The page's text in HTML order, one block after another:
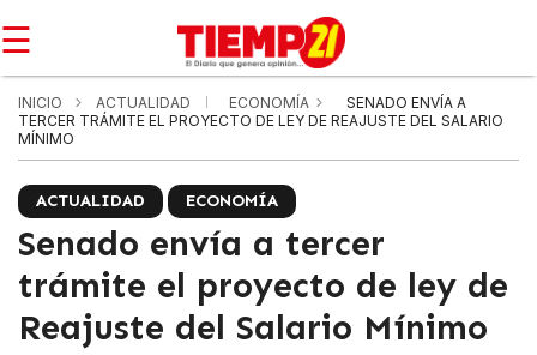
☰
INICIO ACTUALIDAD ECONOMÍA
SENADO ENVÍA A
TERCER TRÁMITE EL PROYECTO DE LEY DE REAJUSTE DEL SALARIO
MÍNIMO
ACTUALIDAD ECONOMÍA
Senado envía a tercer
trámite el proyecto de ley de
Reajuste del Salario Mínimo